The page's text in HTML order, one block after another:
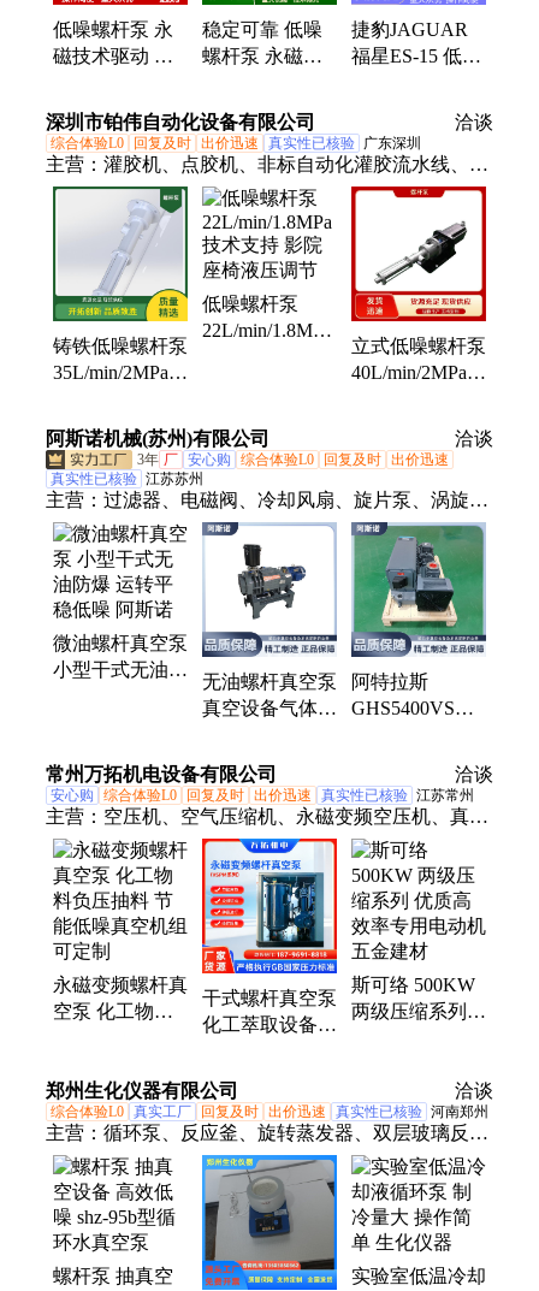
低噪螺杆泵 永
磁技术驱动 运
计 支持方案定
制
稳定可靠 低噪
螺杆泵 永磁技
50定制化方案
捷豹JAGUAR
福星ES-15 低噪
定 工业通用性
强
深圳市铂伟自动化设备有限公司 洽谈
综合体验L0 回复及时 出价迅速 真实性已核验 广东深圳
主营： 灌胶机、点胶机、非标自动化灌胶流水线、往
复柱塞泵、螺杆泵、齿轮泵、双缸柱塞泵、真空机、
动态混合阀、静态混合阀
铸铁低噪螺杆泵
35L/min/2MPa质
路输送
低噪螺杆泵
22L/min/1.8MPa
立式低噪螺杆泵
40L/min/2MPa快
阿斯诺机械(苏州)有限公司 洽谈
3年 厂 安心购 综合体验L0 回复及时 出价迅速
真实性已核验 江苏苏州
主营： 过滤器、电磁阀、冷却风扇、旋片泵、涡旋
泵、真空泵、辅助泵、水环泵站、永盾气泵、印刷机
风泵、变距螺杆泵、干式单吸气泵、真空系统、排气
滤芯、真空机组、高温润滑油、医院负压系统
微油螺杆真空泵
小型干式无油防
无油螺杆真空泵
真空设备气体传
低噪 阿斯诺
阿特拉斯
GHS5400VSD
泵 低噪运行稳
定
常州万拓机电设备有限公司 洽谈
安心购 综合体验L0 回复及时 出价迅速 真实性已核验 江苏常州
主营： 空压机、空气压缩机、永磁变频空压机、真空
泵、螺杆真空泵、永磁变频螺杆空压机、节能变频空
压机、磁悬浮离心式空压机、无油空压机、干式无油
空压机、精密过滤器、空压机节能改造、空压机系统
改造、空压机大修、斯可络空压机、寿力空压机、阿
特拉斯空压机、英格索兰空压机、富达空压机、博莱
特空压机
永磁变频螺杆真
空泵 化工物料
定制
干式螺杆真空泵
化工萃取设备无
空抽取
斯可络 500KW
两级压缩系列
郑州生化仪器有限公司 洽谈
综合体验L0 真实工厂 回复及时 出价迅速 真实性已核验 河南郑州
主营： 循环泵、反应釜、旋转蒸发器、双层玻璃反应
釜
螺杆泵 抽真空
实验室低温冷却